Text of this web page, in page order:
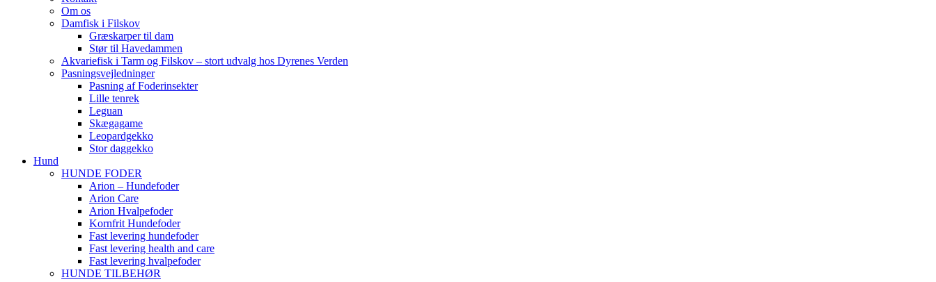
Om os
Damfisk i Filskov
Græskarper til dam
Stør til Havedammen
Akvariefisk i Tarm og Filskov – stort udvalg hos Dyrenes Verden
Pasningsvejledninger
Pasning af Foderinsekter
Lille tenrek
Leguan
Skægagame
Leopardgekko
Stor daggekko
Hund
HUNDE FODER
Arion – Hundefoder
Arion Care
Arion Hvalpefoder
Kornfrit Hundefoder
Fast levering hundefoder
Fast levering health and care
Fast levering hvalpefoder
HUNDE TILBEHØR